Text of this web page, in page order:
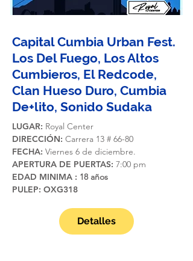
Capital Cumbia Urban Fest.
Los Del Fuego, Los Altos
Cumbieros, El Redcode,
Clan Hueso Duro, Cumbia
De+lito, Sonido Sudaka
LUGAR: Royal Center
DIRECCIÓN: Carrera 13 # 66-80
FECHA: Viernes 6 de diciembre.
APERTURA DE PUERTAS: 7:00 pm
EDAD MINIMA : 18 años
PULEP: OXG318
Detalles